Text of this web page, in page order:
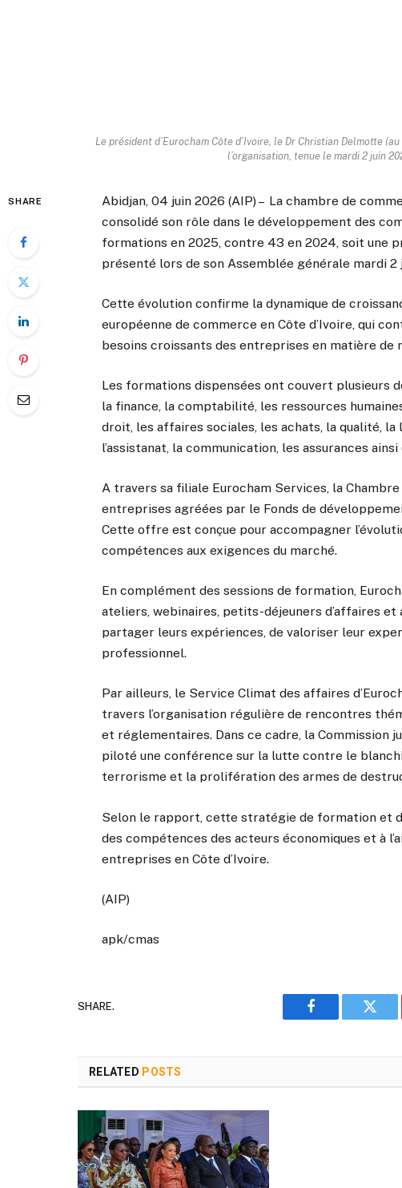
Le président d’Eurocham Côte d’Ivoire, le Dr Christian Delmotte
l’organisation, tenue le mardi 2 juin
SHARE
Abidjan, 04 juin 2026 (AIP) – La chambre de
consolidé son rôle dans le développement des
formations en 2025, contre 43 en 2024, soit une
présenté lors de son Assemblée générale mardi 2
Cette évolution confirme la dynamique de
européenne de commerce en Côte d’Ivoire, qui
besoins croissants des entreprises en matière
Les formations dispensées ont couvert plusieurs
la finance, la comptabilité, les ressources
droit, les affaires sociales, les achats, la qualité, la
l’assistanat, la communication, les assurances
A travers sa filiale Eurocham Services, la
entreprises agréées par le Fonds de
Cette offre est conçue pour accompagner
compétences aux exigences du marché.
En complément des sessions de formation,
ateliers, webinaires, petits-déjeuners d’affaires
partager leurs expériences, de valoriser leur
professionnel.
Par ailleurs, le Service Climat des affaires
travers l’organisation régulière de rencontres
et réglementaires. Dans ce cadre, la Commission
piloté une conférence sur la lutte contre le
terrorisme et la prolifération des armes de
Selon le rapport, cette stratégie de formation et
des compétences des acteurs économiques et à
entreprises en Côte d’Ivoire.
(AIP)
apk/cmas
SHARE.
Facebook
RELATED POSTS